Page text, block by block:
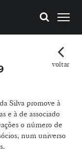
voltar
Silva promove à
e à de associado
o número de
num universo